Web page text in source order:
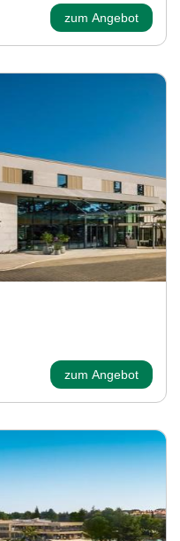
zum Angebot
zum Angebot